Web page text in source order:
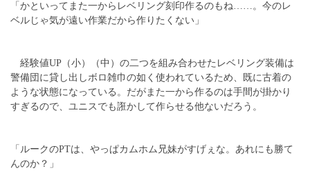
「かといってまた一からレベリング刻印作るのもね……。今のレ
ベルじゃ気が遠い作業だから作りたくない」
経験値UP（小）（中）の二つを組み合わせたレベリング装備は
警備団に貸し出しボロ雑巾の如く使われているため、既に古着の
ような状態になっている。だがまた一から作るのは手間が掛かり
すぎるので、ユニスでも誑かして作らせる他ないだろう。
「ルークのPTは、やっぱカムホム兄妹がすげぇな。あれにも勝て
んのか？」